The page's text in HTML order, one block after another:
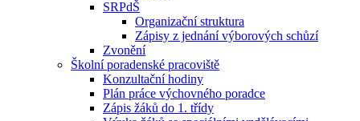
SRPdŠ
Organizační struktura
Zápisy z jednání výborových schůzí
Zvonění
Školní poradenské pracoviště
Konzultační hodiny
Plán práce výchovného poradce
Zápis žáků do 1. třídy